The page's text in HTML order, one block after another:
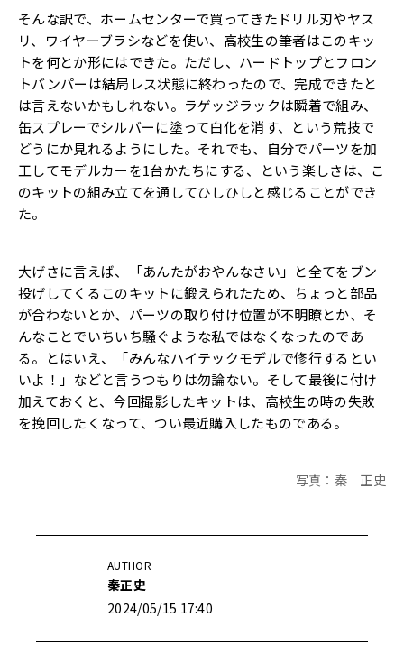
そんな訳で、ホームセンターで買ってきたドリル刃やヤス
リ、ワイヤーブラシなどを使い、高校生の筆者はこのキッ
トを何とか形にはできた。ただし、ハードトップとフロン
トバンパーは結局レス状態に終わったので、完成できたと
は言えないかもしれない。ラゲッジラックは瞬着で組み、
缶スプレーでシルバーに塗って白化を消す、という荒技で
どうにか見れるようにした。それでも、自分でパーツを加
工してモデルカーを1台かたちにする、という楽しさは、こ
のキットの組み立てを通してひしひしと感じることができ
た。
大げさに言えば、「あんたがおやんなさい」と全てをブン
投げしてくるこのキットに鍛えられたため、ちょっと部品
が合わないとか、パーツの取り付け位置が不明瞭とか、そ
んなことでいちいち騒ぐような私ではなくなったのであ
る。とはいえ、「みんなハイテックモデルで修行するとい
いよ！」などと言うつもりは勿論ない。そして最後に付け
加えておくと、今回撮影したキットは、高校生の時の失敗
を挽回したくなって、つい最近購入したものである。
写真：秦 正史
AUTHOR
秦正史
2024/05/15 17:40